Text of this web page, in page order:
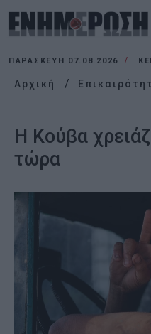
ΠΑΡΑΣΚΕΥΉ 07.08.2026
Αρχική
Η Κούβα
τώρα